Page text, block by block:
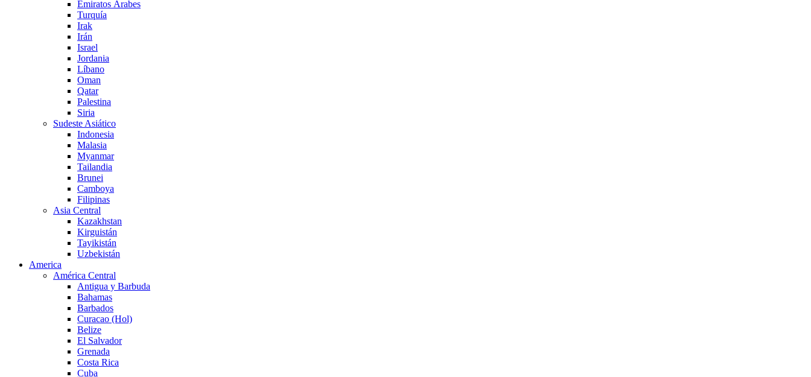
Emiratos Árabes
Turquía
Irak
Irán
Israel
Jordania
Líbano
Oman
Qatar
Palestina
Siria
Sudeste Asiático
Indonesia
Malasia
Myanmar
Tailandia
Brunei
Camboya
Filipinas
Asia Central
Kazakhstan
Kirguistán
Tayikistán
Uzbekistán
America
América Central
Antigua y Barbuda
Bahamas
Barbados
Curacao (Hol)
Belize
El Salvador
Grenada
Costa Rica
Cuba